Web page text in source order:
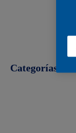
Categorías